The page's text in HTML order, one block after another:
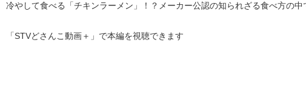
冷やして食べる「チキンラーメン」！？メーカー公認の知られざる食べ方の中
「STVどさんこ動画＋」で本編を視聴できます